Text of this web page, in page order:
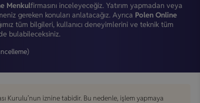
Menkulfirmasını inceleyeceğiz. Yatırım yapmadan veya
gereken konuları anlatacağız. Ayrıca Polen Online
tüm bilgileri, kullanıcı deneyimlerini ve teknik tüm
bulabileceksiniz.
Kurulu’nun iznine tabidir. Bu nedenle, işlem yapmaya